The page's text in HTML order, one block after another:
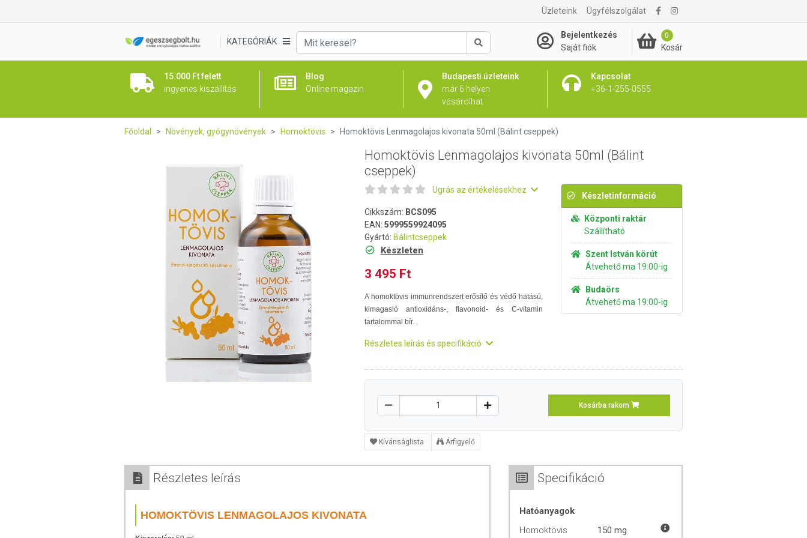
Üzleteink Ügyfélszolgálat
KATEGÓRIÁK
Keresés
Bejelentkezés
Saját fiók
0
Kosár
15.000 Ft felett
ingyenes kiszállítás
Blog
Online magazin
Budapesti üzleteink
már 6 helyen
vásárolhat
Kapcsolat
+36-1-255-0555
3 495 Ft Kosárba rakom
Főoldal Növények, gyógynövények Homoktövis Homoktövis Lenmagolajos kivonata 50ml (Bálint cseppek)
Homoktövis Lenmagolajos kivonata 50ml (Bálint
cseppek)
Ugrás az értékelésekhez
Cikkszám: BCS095
EAN: 5999559924095
Gyártó: Bálintcseppek
Készleten
3 495 Ft
A homoktövis immunrendszert erősítő és védő hatású,
kimagasló antioxidáns-, flavonoid- és C-vitamin
tartalommal bír.
Részletes leírás és specifikáció
Készletinformáció
Központi raktár
Szállítható
Szent István körút
Átvehető ma 19:00-ig
Budaörs
Átvehető ma 19:00-ig
Kosárba rakom
Kívánságlista Árfigyelő
Részletes leírás
HOMOKTÖVIS LENMAGOLAJOS KIVONATA
Specifikáció
Hatóanyagok
Homoktövis
150 mg